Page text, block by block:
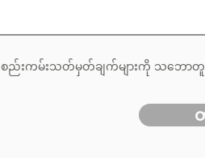
စည်းကမ်းသတ်မှတ်ချက်များကို သဘော